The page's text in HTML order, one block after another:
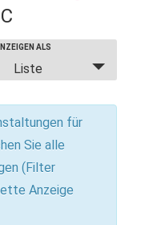
ALS
Liste
für
Sie alle
(Filter
Anzeige